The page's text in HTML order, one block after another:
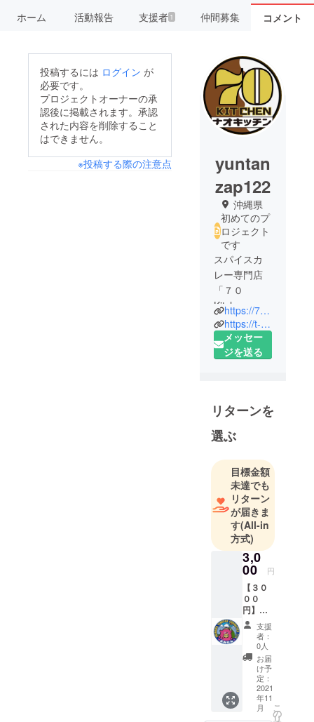
ホーム 活動報告 支援者 1 仲間募集 コメント
投稿するには ログイン が
必要です。
プロジェクトオーナーの承
認後に掲載されます。承認
された内容を削除すること
はできません。
※投稿する際の注意点
yuntan
zap122
沖縄県
初めてのプ
ロジェクト
です
スパイスカ
レー専門店
「７０
Kitchen」。
沖縄県で移
動販売でカ
レーを販売
活動をして
おります。
新型コロナ
ウイルス感
染症の影響
で元気をな
くした方々
に元気をお
届けした
い！そして
拠点である
「読谷」を
元気に！
https://70kitchen-s.jimdofree.com/
https://t-groupers.jimdofree.com/
メッセー
ジを送る
リターンを
選ぶ
目標金額
未達でも
リターン
が届きま
す(All-in
方式)
3,0
00 円
【３０
００
円】よ
みたん
応援
コース
・お礼
のメー
ル ・読
谷村公
認キャ
ラク
支援
者：
0人
お届
け予
定：
2021
年11
月
こ
の
リ